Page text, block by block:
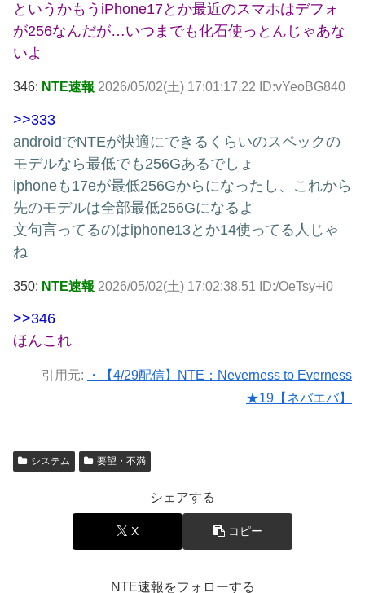
というかもうiPhone17とか最近のスマホはデフォ
が256なんだが…いつまでも化石使っとんじゃあな
いよ
346: NTE速報 2026/05/02(土) 17:01:17.22 ID:vYeoBG840
>>333
androidでNTEが快適にできるくらいのスペックの
モデルなら最低でも256Gあるでしょ
iphoneも17eが最低256Gからになったし、これから
先のモデルは全部最低256Gになるよ
文句言ってるのはiphone13とか14使ってる人じゃ
ね
350: NTE速報 2026/05/02(土) 17:02:38.51 ID:/OeTsy+i0
>>346
ほんこれ
引用元:
・【4/29配信】NTE：Neverness to Everness
★19【ネバエバ】
システム 要望・不満
シェアする
X コピー
NTE速報をフォローする